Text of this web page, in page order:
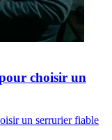
choisir un
un serrurier fiable